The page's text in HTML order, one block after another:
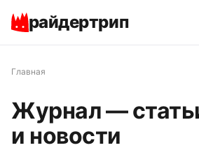
райдертрип
Главная
Журнал —
и новости